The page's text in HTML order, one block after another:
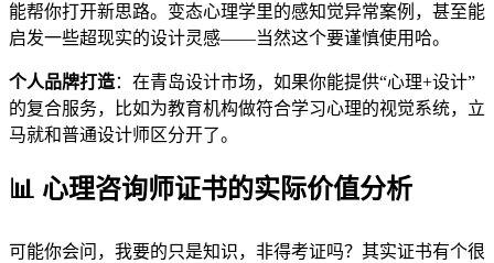
能帮你打开新思路。变态心理学里的感知觉异常案例，甚至能
启发一些超现实的设计灵感——当然这个要谨慎使用哈。
个人品牌打造：在青岛设计市场，如果你能提供“心理+设计”
的复合服务，比如为教育机构做符合学习心理的视觉系统，立
马就和普通设计师区分开了。
📊 心理咨询师证书的实际价值分析
可能你会问，我要的只是知识，非得考证吗？其实证书有个很